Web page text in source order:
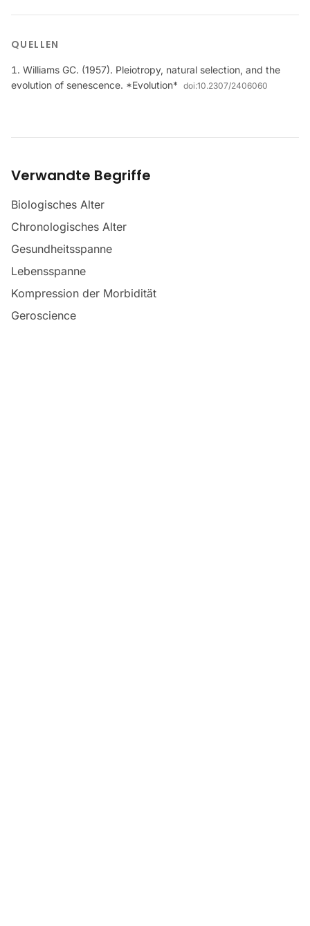
QUELLEN
Williams GC. (1957). Pleiotropy, natural selection, and the
evolution of senescence. *Evolution* doi:10.2307/2406060
Verwandte Begriffe
Biologisches Alter
Chronologisches Alter
Gesundheitsspanne
Lebensspanne
Kompression der Morbidität
Geroscience